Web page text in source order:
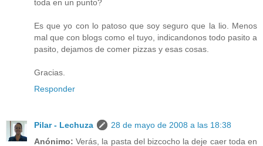
toda en un punto?
Es que yo con lo patoso que soy seguro que la lio. Menos
mal que con blogs como el tuyo, indicandonos todo pasito a
pasito, dejamos de comer pizzas y esas cosas.
Gracias.
Responder
Pilar - Lechuza
28 de mayo de 2008 a las 18:38
Anónimo: Verás, la pasta del bizcocho la deje caer toda en